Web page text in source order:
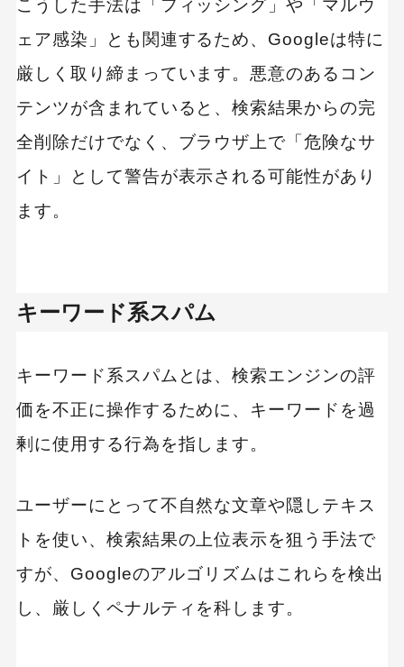
こうした手法は「フィッシング」や「マルウ
ェア感染」とも関連するため、Googleは特に
厳しく取り締まっています。悪意のあるコン
テンツが含まれていると、検索結果からの完
全削除だけでなく、ブラウザ上で「危険なサ
イト」として警告が表示される可能性があり
ます。
キーワード系スパム
キーワード系スパムとは、検索エンジンの評
価を不正に操作するために、キーワードを過
剰に使用する行為を指します。
ユーザーにとって不自然な文章や隠しテキス
トを使い、検索結果の上位表示を狙う手法で
すが、Googleのアルゴリズムはこれらを検出
し、厳しくペナルティを科します。